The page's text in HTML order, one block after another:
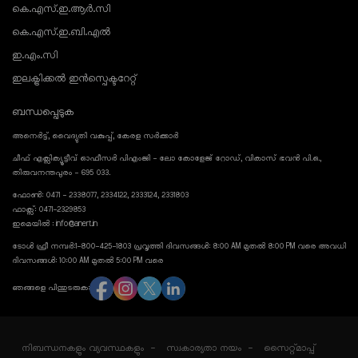
കെ.എസ്.ഇ.ആർ.സി
കെ.എസ്.ഇ.ബി.എൽ
ഇ.എം.സി
ഇലക്ട്രിക്കൽ ഇൻസ്പെക്ടറേറ്റ്
ബന്ധപ്പെടുക
അനെർട്ട്, വൈദ്യുതി വകുപ്പ്, കേരള സർക്കാർ
ചീഫ് എക്സിക്യൂട്ടീവ് ഓഫീസർ പിഎംജി - ലോ കോളേജ് റോഡ്, വികാസ് ഭവൻ പി.ഒ.,
തിരുവനന്തപുരം - 695 033.
ഫോൺ: 0471 - 2338077, 2334122, 2333124, 2331803
ഫാക്സ്: 0471-2329853
ഇമെയിൽ : info@anert.in
ടോൾ ഫ്രീ നമ്പർ:1-800-425-1803 പ്രവൃത്തി ദിവസങ്ങൾ: 8:00 AM മുതൽ 8:00 PM വരെ അവധി
ദിവസങ്ങൾ: 10:00 AM മുതൽ 5:00 PM വരെ
ഞങ്ങളെ പിന്തുടരുക:
നിബന്ധനകളും വ്യവസ്ഥകളും സ്വകാര്യതാ നയം സൈറ്റ്മാപ്പ്